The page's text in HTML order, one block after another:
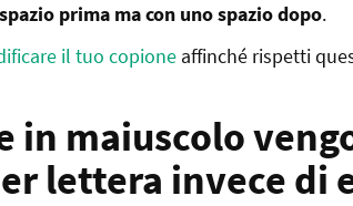
prima ma con uno spazio dopo.
il tuo copione affinché rispetti
in maiuscolo
lettera invece di